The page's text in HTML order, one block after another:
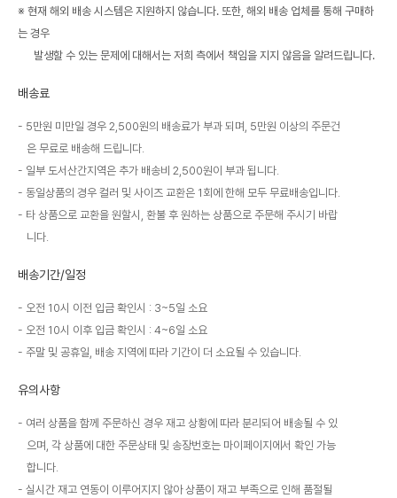
※ 현재 해외 배송 시스템은 지원하지 않습니다. 또한, 해외 배송 업체를 통해 구매하
는 경우
발생할 수 있는 문제에 대해서는 저희 측에서 책임을 지지 않음을 알려드립니다.
배송료
5만원 미만일 경우 2,500원의 배송료가 부과 되며, 5만원 이상의 주문건
은 무료로 배송해 드립니다.
일부 도서산간지역은 추가 배송비 2,500원이 부과 됩니다.
동일상품의 경우 컬러 및 사이즈 교환은 1회에 한해 모두 무료배송입니다.
타 상품으로 교환을 원할시, 환불 후 원하는 상품으로 주문해 주시기 바랍
니다.
배송기간/일정
오전 10시 이전 입금 확인시 : 3~5일 소요
오전 10시 이후 입금 확인시 : 4~6일 소요
주말 및 공휴일, 배송 지역에 따라 기간이 더 소요될 수 있습니다.
유의사항
여러 상품을 함께 주문하신 경우 재고 상황에 따라 분리되어 배송될 수 있
으며, 각 상품에 대한 주문상태 및 송장번호는 마이페이지에서 확인 가능
합니다.
실시간 재고 연동이 이루어지지 않아 상품이 재고 부족으로 인해 품절될